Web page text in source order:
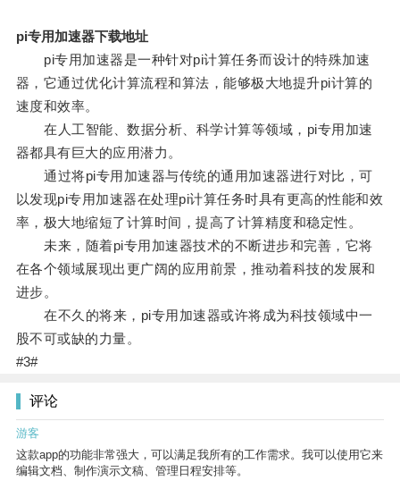
pi专用加速器下载地址
pi专用加速器是一种针对pi计算任务而设计的特殊加速
器，它通过优化计算流程和算法，能够极大地提升pi计算的
速度和效率。
在人工智能、数据分析、科学计算等领域，pi专用加速
器都具有巨大的应用潜力。
通过将pi专用加速器与传统的通用加速器进行对比，可
以发现pi专用加速器在处理pi计算任务时具有更高的性能和效
率，极大地缩短了计算时间，提高了计算精度和稳定性。
未来，随着pi专用加速器技术的不断进步和完善，它将
在各个领域展现出更广阔的应用前景，推动着科技的发展和
进步。
在不久的将来，pi专用加速器或许将成为科技领域中一
股不可或缺的力量。
#3#
评论
游客
这款app的功能非常强大，可以满足我所有的工作需求。我可以使用它来
编辑文档、制作演示文稿、管理日程安排等。